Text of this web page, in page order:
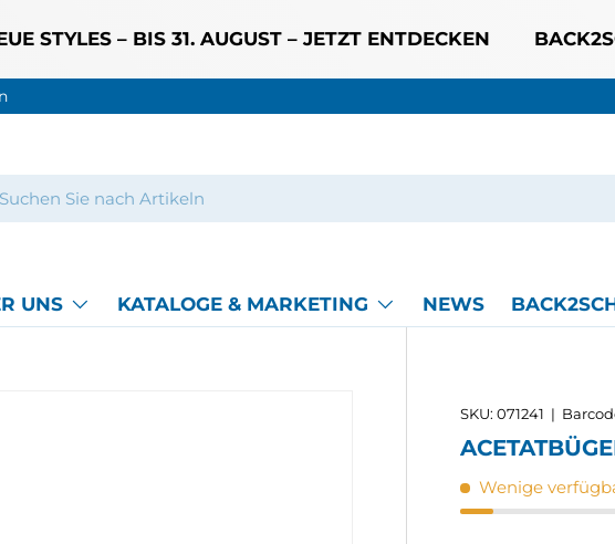
– BIS 31. AUGUST – JETZT ENTDECKEN
UNS KATALOGE & MARKETING NEWS
SKU: 071241 |
Wenige